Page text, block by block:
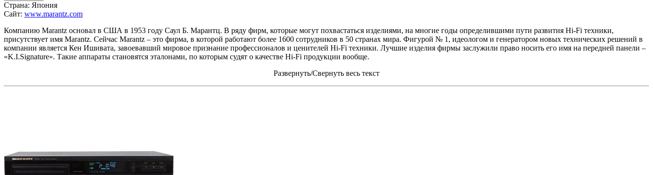
Страна: Япония
Сайт: www.marantz.com
Компанию Marantz основал в США в 1953 году Саул Б. Марантц. В ряду фирм, которые могут похвастаться изделиями, на многие годы определившими пути развития Hi-Fi техники,
присутствует имя Marantz. Сейчас Marantz – это фирма, в которой работают более 1600 сотрудников в 50 странах мира. Фигурой № 1, идеологом и генератором новых технических решений в
компании является Кен Ишивата, завоевавший мировое признание профессионалов и ценителей Hi-Fi техники. Лучшие изделия фирмы заслужили право носить его имя на передней панели –
«K.I.Signature». Такие аппараты становятся эталонами, по которым судят о качестве Hi-Fi продукции вообще.
Развернуть/Свернуть весь текст